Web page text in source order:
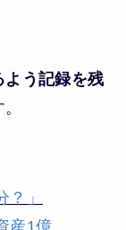
よう記録を残
」